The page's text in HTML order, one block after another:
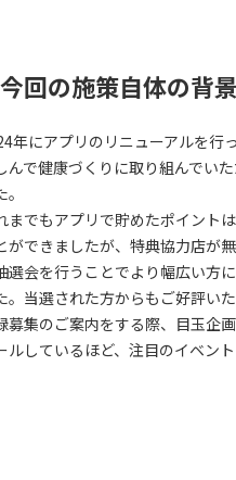
今回の施策自体の背
年にアプリのリニューアルを行
んで健康づくりに取り組んでい
までもアプリで貯めたポイント
ができましたが、特典協力店が
選会を行うことでより幅広い方
。当選された方からもご好評い
募集のご案内をする際、目玉企
ルしているほど、注目のイベント